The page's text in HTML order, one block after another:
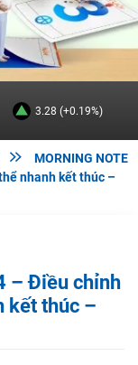
3.28 (+0.19%)

MORNING NOTE
nhanh kết thúc –
– Điều chỉnh
kết thúc –